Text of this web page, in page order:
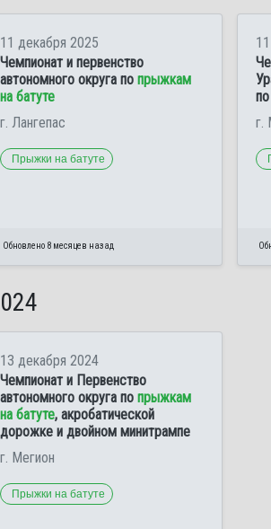
11 декабря 2025
Чемпионат и первенство
автономного округа по прыжкам
на батуте
г. Лангепас
Прыжки на батуте
Обновлено 8 месяцев назад
по
г.
13 декабря 2024
Чемпионат и Первенство
автономного округа по прыжкам
на батуте, акробатической
дорожке и двойном минитрампе
г. Мегион
Прыжки на батуте